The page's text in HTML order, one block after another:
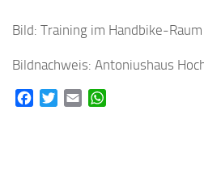
Bild: Training im Handbike-Raum
Bildnachweis: Antoniushaus
FacebookTwitterEmail